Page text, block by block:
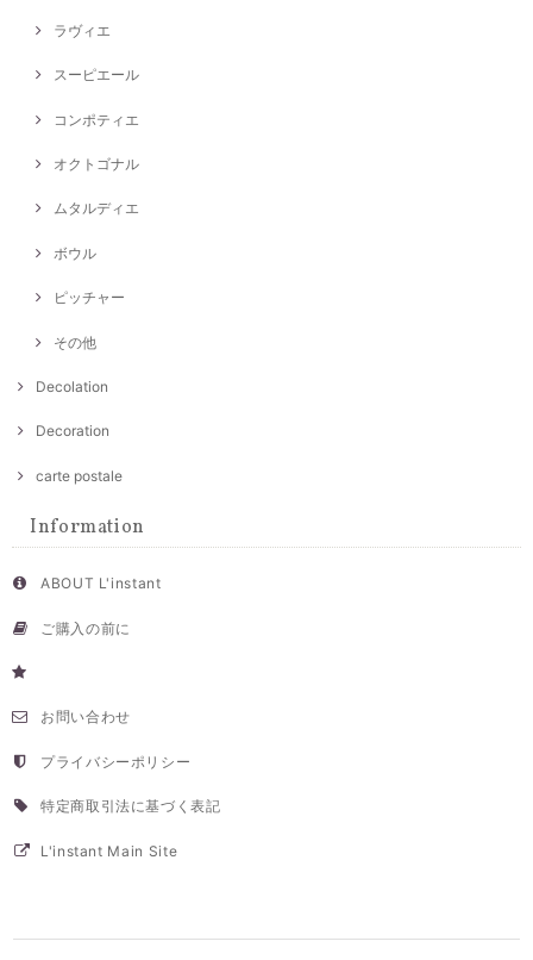
ラヴィエ
スーピエール
コンポティエ
オクトゴナル
ムタルディエ
ボウル
ピッチャー
その他
Decolation
Decoration
carte postale
Information
ABOUT L'instant
ご購入の前に
お問い合わせ
プライバシーポリシー
特定商取引法に基づく表記
L'instant Main Site